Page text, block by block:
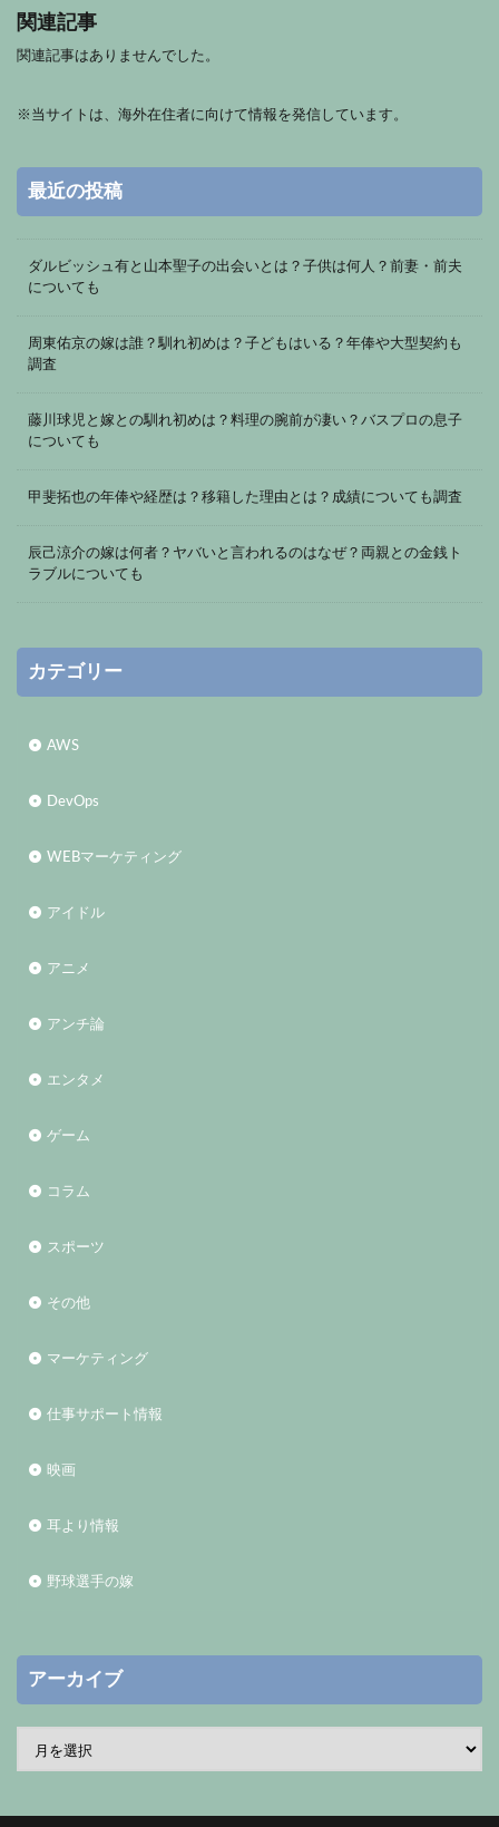
関連記事
関連記事はありませんでした。
※ 当サイトは、海外在住者に向けて情報を発信しています。
最近の投稿
ダルビッシュ有と山本聖子の出会いとは？子供は何人？前妻・前夫
についても
周東佑京の嫁は誰？馴れ初めは？子どもはいる？年俸や大型契約も
調査
藤川球児と嫁との馴れ初めは？料理の腕前が凄い？バスプロの息子
についても
甲斐拓也の年俸や経歴は？移籍した理由とは？成績についても調査
辰己涼介の嫁は何者？ヤバいと言われるのはなぜ？両親との金銭ト
ラブルについても
カテゴリー
AWS
DevOps
WEBマーケティング
アイドル
アニメ
アンチ論
エンタメ
ゲーム
コラム
スポーツ
その他
マーケティング
仕事サポート情報
映画
耳より情報
野球選手の嫁
アーカイブ